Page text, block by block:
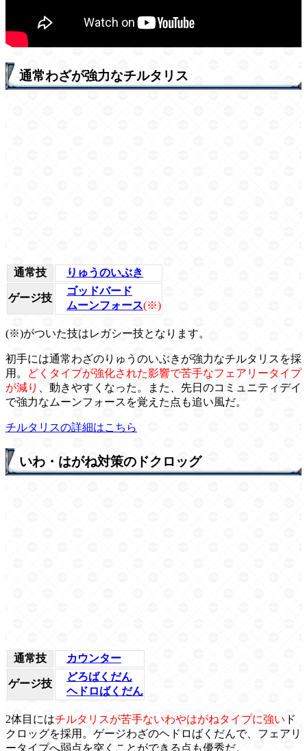
通常わざが強力なチルタリス
通常技 りゅうのいぶき
ゲージ技
ゴッドバード
ムーンフォース(※)
(※)がついた技はレガシー技となります。
初手には通常わざのりゅうのいぶきが強力なチルタリスを採
用。
どくタイプが強化された影響で苦手なフェアリータイプ
が減り 、動きやすくなった。また、先日のコミュニティデイ
で強力なムーンフォースを覚えた点も追い風だ。
チルタリスの詳細はこちら
いわ・はがね対策のドクロッグ
通常技 カウンター
ゲージ技
どろばくだん
ヘドロばくだん
2体目にはチルタリスが苦手ないわやはがねタイプに強い ド
クロッグを採用。ゲージわざのヘドロばくだんで、フェアリ
ータイプへ弱点を突くことができる点も優秀だ。